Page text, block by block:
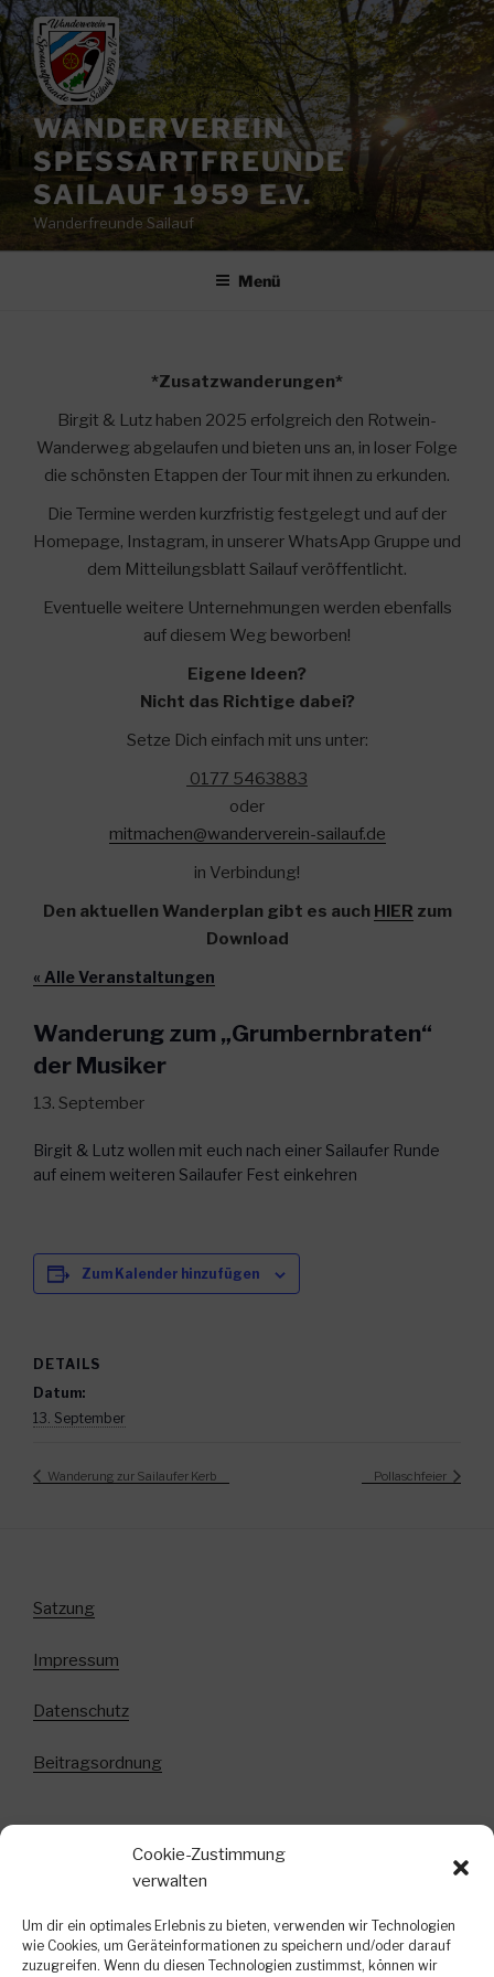
Cookie-Zustimmung
verwalten
Um dir ein optimales Erlebnis zu bieten, verwenden wir Technologien
wie Cookies, um Geräteinformationen zu speichern und/oder darauf
zuzugreifen. Wenn du diesen Technologien zustimmst, können wir
Zum
Inhalt
springen
WANDERVEREIN
SPESSARTFREUNDE
SAILAUF 1959 E.V.
Wanderfreunde Sailauf
Menü
*Zusatzwanderungen*
Birgit & Lutz haben 2025 erfolgreich den Rotwein-
Wanderweg abgelaufen und bieten uns an, in loser Folge
die schönsten Etappen der Tour mit ihnen zu erkunden.
Die Termine werden kurzfristig festgelegt und auf der
Homepage, Instagram, in unserer WhatsApp Gruppe und
dem Mitteilungsblatt Sailauf veröffentlicht.
Eventuelle weitere Unternehmungen werden ebenfalls
auf diesem Weg beworben!
Eigene Ideen?
Nicht das Richtige dabei?
Setze Dich einfach mit uns unter:
0177 5463883
oder
mitmachen@wanderverein-sailauf.de
in Verbindung!
Den aktuellen Wanderplan gibt es auch HIER zum
Download
« Alle Veranstaltungen
Wanderung zum „Grumbernbraten“
der Musiker
13. September
Birgit & Lutz wollen mit euch nach einer Sailaufer Runde
auf einem weiteren Sailaufer Fest einkehren
Zum Kalender hinzufügen
DETAILS
Datum:
13. September
Wanderung zur Sailaufer Kerb Pollaschfeier
Satzung
Impressum
Datenschutz
Beitragsordnung
Anmeldung zum Newsletter!
In diesem Newsletter informieren wir über
bevorstehende Veranstaltungen, kurzfristige
Terminänderungen und weitere interessante